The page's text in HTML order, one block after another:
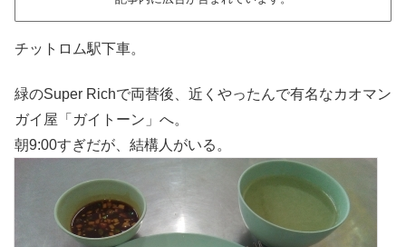
チットロム駅下車。
緑のSuper Richで両替後、近くやったんで有名なカオマン
ガイ屋「ガイトーン」へ。
朝9:00すぎだが、結構人がいる。